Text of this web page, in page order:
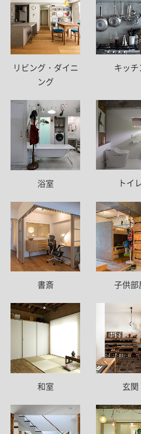
リビング・ダイニ
ング
キッチ
浴室 トイ
書斎 子供部
和室 玄関